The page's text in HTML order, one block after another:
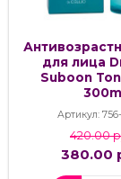
для лица
Suboon
Артикул:
420.00
380.00